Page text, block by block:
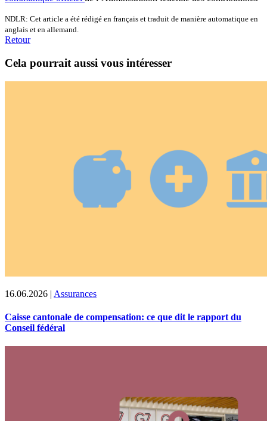
NDLR: Cet article a été rédigé en français et traduit de manière automatique en
anglais et en allemand.
Retour
Cela pourrait aussi vous intéresser
16.06.2026 | Assurances
Caisse cantonale de compensation: ce que dit le rapport du
Conseil fédéral